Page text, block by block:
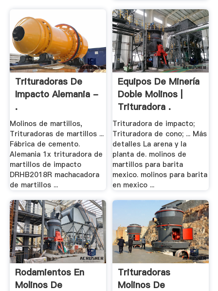
Trituradoras De
Impacto Alemania -
.
Molinos de martillos,
Trituradoras de martillos ...
Fábrica de cemento.
Alemania 1x trituradora de
martillos de impacto
DRHB2018R machacadora
de martillos ...
Equipos De Minería
Doble Molinos |
Trituradora .
Trituradora de impacto;
Trituradora de cono; ... Más
detalles La arena y la
planta de. molinos de
martillos para barita
mexico. molinos para barita
en mexico ...
Rodamientos En
Molinos De
Trituradoras
Molinos De